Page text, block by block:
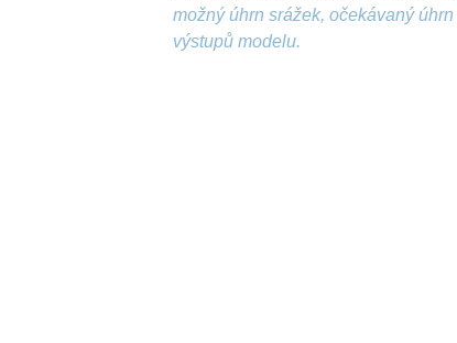
možný úhrn srážek, očekávaný
výstupů modelu.